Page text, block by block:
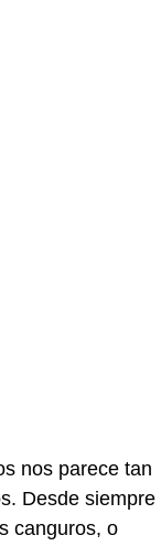
nos parece tan
Desde siempre
canguros, o